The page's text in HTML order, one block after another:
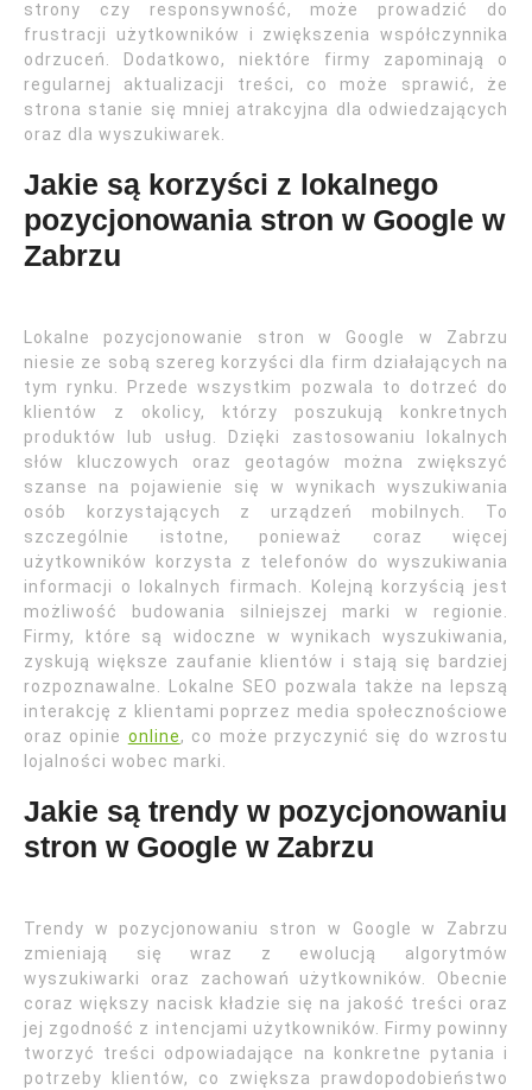
strony czy responsywność, może prowadzić do
frustracji użytkowników i zwiększenia współczynnika
odrzuceń. Dodatkowo, niektóre firmy zapominają o
regularnej aktualizacji treści, co może sprawić, że
strona stanie się mniej atrakcyjna dla odwiedzających
oraz dla wyszukiwarek.
Jakie są korzyści z lokalnego
pozycjonowania stron w Google w
Zabrzu
Lokalne pozycjonowanie stron w Google w Zabrzu
niesie ze sobą szereg korzyści dla firm działających na
tym rynku. Przede wszystkim pozwala to dotrzeć do
klientów z okolicy, którzy poszukują konkretnych
produktów lub usług. Dzięki zastosowaniu lokalnych
słów kluczowych oraz geotagów można zwiększyć
szanse na pojawienie się w wynikach wyszukiwania
osób korzystających z urządzeń mobilnych. To
szczególnie istotne, ponieważ coraz więcej
użytkowników korzysta z telefonów do wyszukiwania
informacji o lokalnych firmach. Kolejną korzyścią jest
możliwość budowania silniejszej marki w regionie.
Firmy, które są widoczne w wynikach wyszukiwania,
zyskują większe zaufanie klientów i stają się bardziej
rozpoznawalne. Lokalne SEO pozwala także na lepszą
interakcję z klientami poprzez media społecznościowe
oraz opinie online, co może przyczynić się do wzrostu
lojalności wobec marki.
Jakie są trendy w pozycjonowaniu
stron w Google w Zabrzu
Trendy w pozycjonowaniu stron w Google w Zabrzu
zmieniają się wraz z ewolucją algorytmów
wyszukiwarki oraz zachowań użytkowników. Obecnie
coraz większy nacisk kładzie się na jakość treści oraz
jej zgodność z intencjami użytkowników. Firmy powinny
tworzyć treści odpowiadające na konkretne pytania i
potrzeby klientów, co zwiększa prawdopodobieństwo